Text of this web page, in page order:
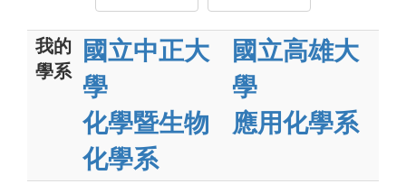
我的
學系
國立中正大
學
化學暨生物
化學系
國立高雄大
學
應用化學系